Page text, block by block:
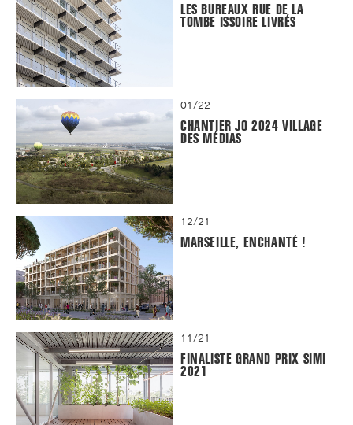
LES BUREAUX RUE DE LA
TOMBE ISSOIRE LIVRÉS
01/22
CHANTIER JO 2024 VILLAGE
DES MÉDIAS
12/21
MARSEILLE, ENCHANTÉ !
11/21
FINALISTE GRAND PRIX SIMI
2021